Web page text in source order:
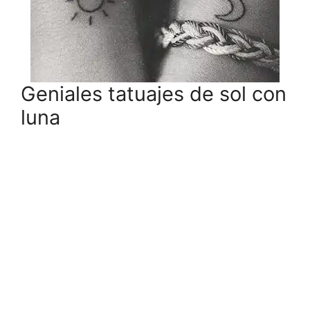
Geniales tatuajes de sol con
luna